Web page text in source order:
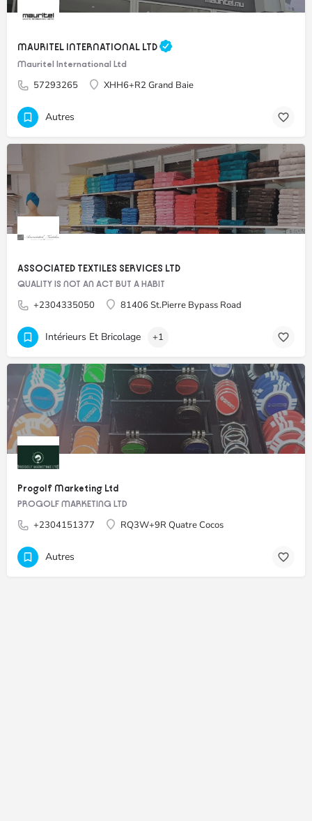
MAURITEL INTERNATIONAL LTD
Mauritel International Ltd
57293265 XHH6+R2 Grand Baie
Autres
ASSOCIATED TEXTILES SERVICES LTD
QUALITY IS NOT AN ACT BUT A HABIT
+2304335050 81406 St.Pierre Bypass Road
Intérieurs Et Bricolage +1
Progolf Marketing Ltd
PROGOLF MARKETING LTD
+2304151377 RQ3W+9R Quatre Cocos
Autres